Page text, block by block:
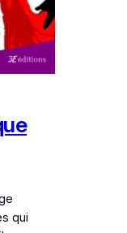
qui